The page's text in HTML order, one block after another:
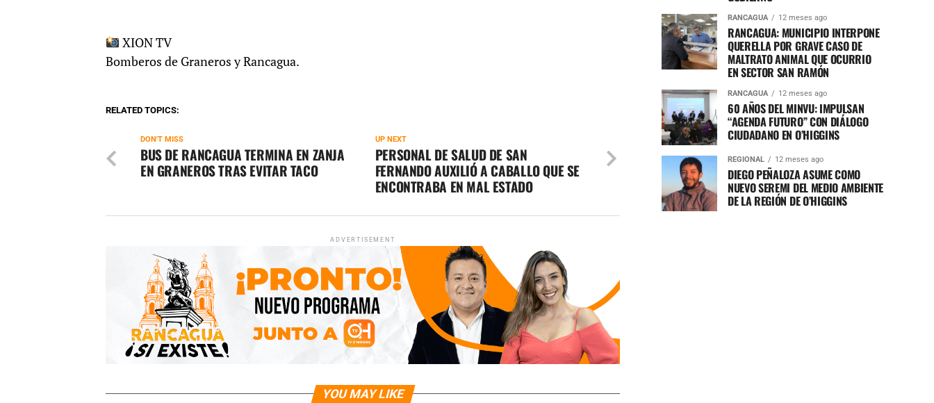
XION TV
Bomberos de Graneros y Rancagua.
RELATED TOPICS:
UP NEXT
PERSONAL DE SALUD DE SAN
FERNANDO AUXILIÓ A CABALLO QUE SE
ENCONTRABA EN MAL ESTADO
DON'T MISS
BUS DE RANCAGUA TERMINA EN ZANJA
EN GRANEROS TRAS EVITAR TACO
ADVERTISEMENT
YOU MAY LIKE
RANCAGUA 12 meses ago
RANCAGUA: MUNICIPIO INTERPONE
QUERELLA POR GRAVE CASO DE
MALTRATO ANIMAL QUE OCURRIO
EN SECTOR SAN RAMÓN
RANCAGUA 12 meses ago
60 AÑOS DEL MINVU: IMPULSAN
“AGENDA FUTURO” CON DIÁLOGO
CIUDADANO EN O’HIGGINS
REGIONAL 12 meses ago
DIEGO PEÑALOZA ASUME COMO
NUEVO SEREMI DEL MEDIO AMBIENTE
DE LA REGIÓN DE O’HIGGINS